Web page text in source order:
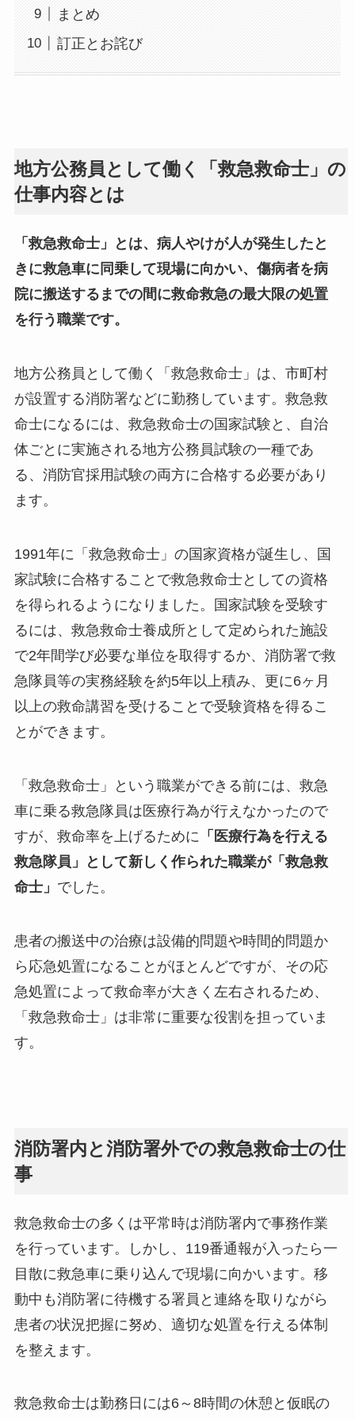
まとめ
訂正とお詫び
地方公務員として働く「救急救命士」の
仕事内容とは
「救急救命士」とは、病人やけが人が発生したと
きに救急車に同乗して現場に向かい、傷病者を病
院に搬送するまでの間に救命救急の最大限の処置
を行う職業です。
地方公務員として働く「救急救命士」は、市町村
が設置する消防署などに勤務しています。救急救
命士になるには、救急救命士の国家試験と、自治
体ごとに実施される地方公務員試験の一種であ
る、消防官採用試験の両方に合格する必要があり
ます。
1991年に「救急救命士」の国家資格が誕生し、国
家試験に合格することで救急救命士としての資格
を得られるようになりました。国家試験を受験す
るには、救急救命士養成所として定められた施設
で2年間学び必要な単位を取得するか、消防署で救
急隊員等の実務経験を約5年以上積み、更に6ヶ月
以上の救命講習を受けることで受験資格を得るこ
とができます。
「救急救命士」という職業ができる前には、救急
車に乗る救急隊員は医療行為が行えなかったので
すが、救命率を上げるために 「医療行為を行える
救急隊員」として新しく作られた職業が「救急救
命士」 でした。
患者の搬送中の治療は設備的問題や時間的問題か
ら応急処置になることがほとんどですが、その応
急処置によって救命率が大きく左右されるため、
「救急救命士」は非常に重要な役割を担っていま
す。
消防署内と消防署外での救急救命士の仕
事
救急救命士の多くは平常時は消防署内で事務作業
を行っています。しかし、119番通報が入ったら一
目散に救急車に乗り込んで現場に向かいます。移
動中も消防署に待機する署員と連絡を取りながら
患者の状況把握に努め、適切な処置を行える体制
を整えます。
救急救命士は勤務日には6～8時間の休憩と仮眠の